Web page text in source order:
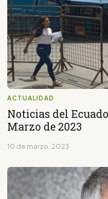
ACTUALIDAD
Noticias del
Marzo de 2023
10 de marzo, 2023